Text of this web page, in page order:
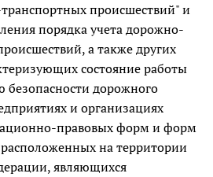
происшествий" и
порядка учета дорожно-
а также других
состояние работы
безопасности дорожного
и организациях
правовых форм и форм
расположенных на территории
являющихся